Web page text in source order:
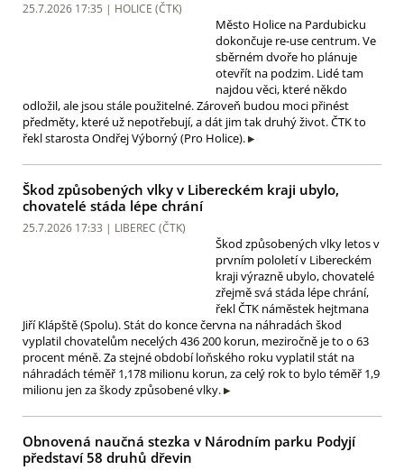
25.7.2026 17:35 | HOLICE (ČTK)
Město Holice na Pardubicku
dokončuje re-use centrum. Ve
sběrném dvoře ho plánuje
otevřít na podzim. Lidé tam
najdou věci, které někdo
odložil, ale jsou stále použitelné. Zároveň budou moci přinést
předměty, které už nepotřebují, a dát jim tak druhý život. ČTK to
řekl starosta Ondřej Výborný (Pro Holice).
Škod způsobených vlky v Libereckém kraji ubylo,
chovatelé stáda lépe chrání
25.7.2026 17:33 | LIBEREC (ČTK)
Škod způsobených vlky letos v
prvním pololetí v Libereckém
kraji výrazně ubylo, chovatelé
zřejmě svá stáda lépe chrání,
řekl ČTK náměstek hejtmana
Jiří Klápště (Spolu). Stát do konce června na náhradách škod
vyplatil chovatelům necelých 436 200 korun, meziročně je to o 63
procent méně. Za stejné období loňského roku vyplatil stát na
náhradách téměř 1,178 milionu korun, za celý rok to bylo téměř 1,9
milionu jen za škody způsobené vlky.
Obnovená naučná stezka v Národním parku Podyjí
představí 58 druhů dřevin